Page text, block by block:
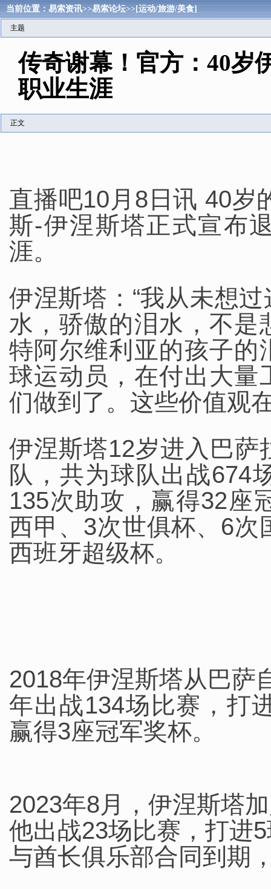
当前位置：易索资讯>>易索论坛>>[运动/旅游/美食]
主题
传奇谢幕！官方：40岁
职业生涯
正文
直播吧10月8日讯 40岁
斯-伊涅斯塔正式宣布
涯。
伊涅斯塔：“我从未想
水，骄傲的泪水，不是
特阿尔维利亚的孩子的
球运动员，在付出大量
们做到了。这些价值观
伊涅斯塔12岁进入巴萨
队，共为球队出战674
135次助攻，赢得32座
西甲、3次世俱杯、6次
西班牙超级杯。
2018年伊涅斯塔从巴萨
年出战134场比赛，打
赢得3座冠军奖杯。
2023年8月，伊涅斯塔
他出战23场比赛，打进
与酋长俱乐部合同到期